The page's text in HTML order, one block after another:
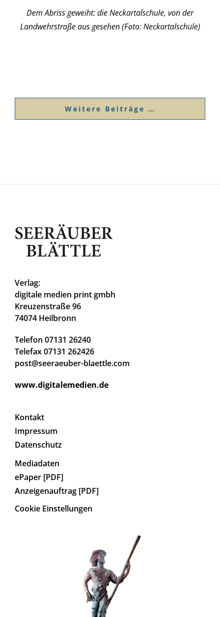
Dem Abriss geweiht: die Neckartalschule, von der
Landwehrstraße aus gesehen (Foto: Neckartalschule)
Weitere Beiträge …
Verlag:
digitale medien print gmbh
Kreuzenstraße 96
74074 Heilbronn
Telefon 07131 26240
Telefax 07131 262426
post@seeraeuber-blaettle.com
www.digitalemedien.de
Kontakt
Impressum
Datenschutz
Mediadaten
ePaper [PDF]
Anzeigenauftrag [PDF]
Cookie Einstellungen